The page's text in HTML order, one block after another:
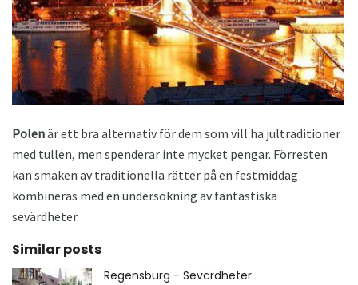
Polenär ett bra alternativ för dem som vill ha jultraditioner
med tullen, men spenderar inte mycket pengar. Förresten
kan smaken av traditionella rätter på en festmiddag
kombineras med en undersökning av fantastiska
sevärdheter.
Similar posts
Regensburg - Sevärdheter